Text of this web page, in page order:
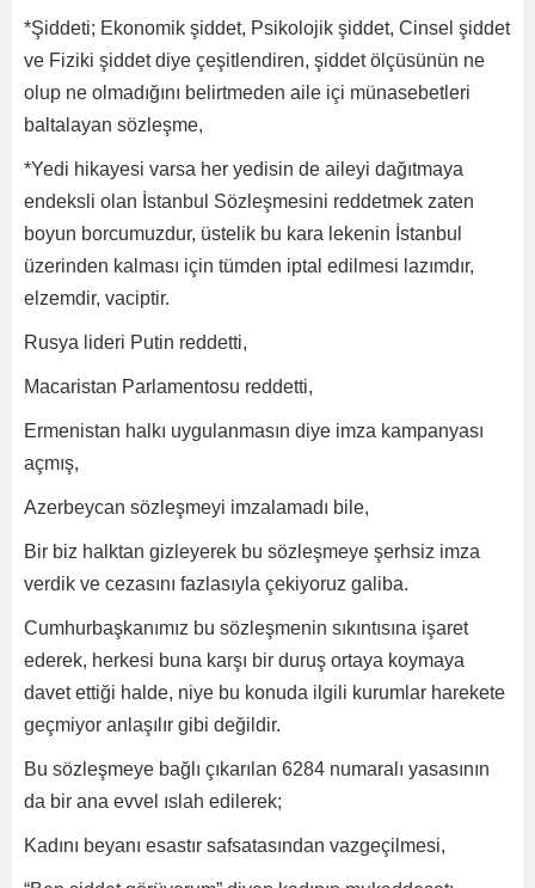
*Şiddeti; Ekonomik şiddet, Psikolojik şiddet, Cinsel şiddet
ve Fiziki şiddet diye çeşitlendiren, şiddet ölçüsünün ne
olup ne olmadığını belirtmeden aile içi münasebetleri
baltalayan sözleşme,
*Yedi hikayesi varsa her yedisin de aileyi dağıtmaya
endeksli olan İstanbul Sözleşmesini reddetmek zaten
boyun borcumuzdur, üstelik bu kara lekenin İstanbul
üzerinden kalması için tümden iptal edilmesi lazımdır,
elzemdir, vaciptir.
Rusya lideri Putin reddetti,
Macaristan Parlamentosu reddetti,
Ermenistan halkı uygulanmasın diye imza kampanyası
açmış,
Azerbeycan sözleşmeyi imzalamadı bile,
Bir biz halktan gizleyerek bu sözleşmeye şerhsiz imza
verdik ve cezasını fazlasıyla çekiyoruz galiba.
Cumhurbaşkanımız bu sözleşmenin sıkıntısına işaret
ederek, herkesi buna karşı bir duruş ortaya koymaya
davet ettiği halde, niye bu konuda ilgili kurumlar harekete
geçmiyor anlaşılır gibi değildir.
Bu sözleşmeye bağlı çıkarılan 6284 numaralı yasasının
da bir ana evvel ıslah edilerek;
Kadını beyanı esastır safsatasından vazgeçilmesi,